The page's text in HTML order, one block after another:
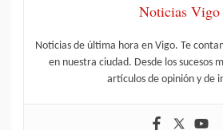
Noticias Vigo
Noticias de última hora en Vigo. Te
en nuestra ciudad. Desde los sucesos
artículos de opinión y de